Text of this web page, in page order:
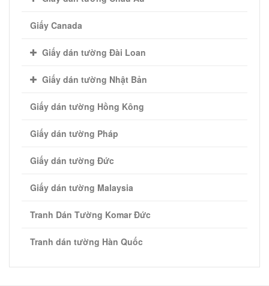
Giấy Canada
Giấy dán tường Đài Loan
Giấy dán tường Nhật Bản
Giấy dán tường Hồng Kông
Giấy dán tường Pháp
Giấy dán tường Đức
Giấy dán tường Malaysia
Tranh Dán Tường Komar Đức
Tranh dán tường Hàn Quốc